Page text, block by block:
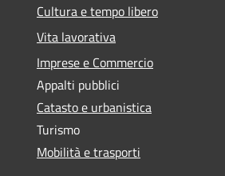
Cultura e tempo libero
Vita lavorativa
Imprese e Commercio
Appalti pubblici
Catasto e urbanistica
Turismo
Mobilità e trasporti